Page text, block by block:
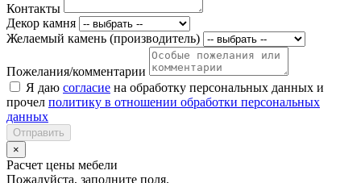
Контакты
Декор камня
Желаемый камень (производитель)
Пожелания/комментарии
Я даю согласие на обработку персональных данных и
прочел политику в отношении обработки персональных
данных
Отправить
×
Расчет цены мебели
Пожалуйста, заполните поля.